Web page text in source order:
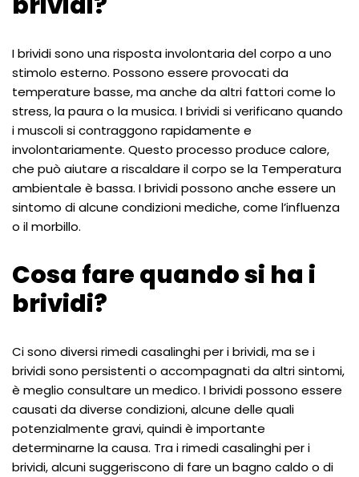
I brividi sono una risposta involontaria del corpo a uno
stimolo esterno. Possono essere provocati da
temperature basse, ma anche da altri fattori come lo
stress, la paura o la musica. I brividi si verificano quando
i muscoli si contraggono rapidamente e
involontariamente. Questo processo produce calore,
che può aiutare a riscaldare il corpo se la Temperatura
ambientale è bassa. I brividi possono anche essere un
sintomo di alcune condizioni mediche, come l’influenza
o il morbillo.
Cosa fare quando si ha i
brividi?
Ci sono diversi rimedi casalinghi per i brividi, ma se i
brividi sono persistenti o accompagnati da altri sintomi,
è meglio consultare un medico. I brividi possono essere
causati da diverse condizioni, alcune delle quali
potenzialmente gravi, quindi è importante
determinarne la causa. Tra i rimedi casalinghi per i
brividi, alcuni suggeriscono di fare un bagno caldo o di